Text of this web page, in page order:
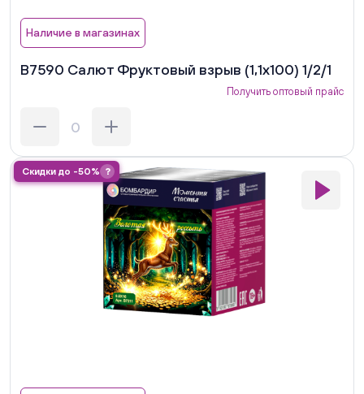
Наличие в магазинах
В7590 Салют Фруктовый взрыв (1,1х100) 1/2/1
Получить оптовый прайс
Скидки до -50% ?